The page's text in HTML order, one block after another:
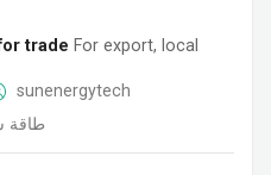
trade For export, local
sunenergytech
طاقة